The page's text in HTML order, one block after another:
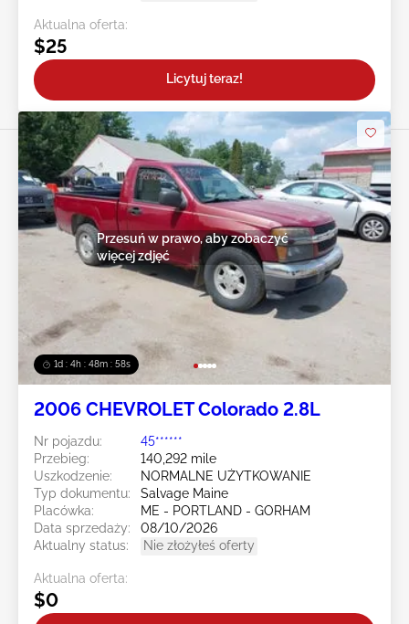
Aktualna oferta:
$25
Licytuj teraz!
1d : 4h : 48m : 55s
Przesuń w prawo, aby zobaczyć
więcej zdjęć
2006 CHEVROLET Colorado 2.8L
Nr pojazdu:
45******
Przebieg:
140,292 mile
Uszkodzenie:
NORMALNE UŻYTKOWANIE
Typ dokumentu:
Salvage Maine
Placówka:
ME - PORTLAND - GORHAM
Data sprzedaży:
08/10/2026
Aktualny status:
Nie złożyłeś oferty
Aktualna oferta:
$0